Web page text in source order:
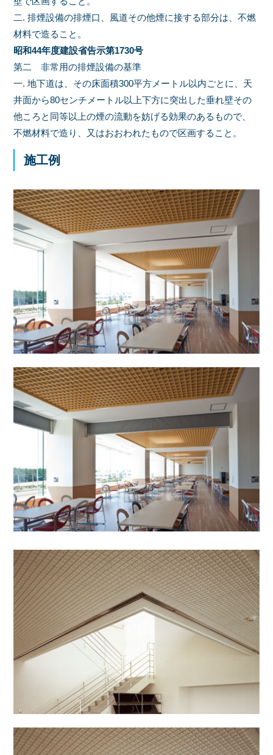
二. 排煙設備の排煙口、風道その他煙に接する部分は、不燃
材料で造ること。
昭和44年度建設省告示第1730号
第二 非常用の排煙設備の基準
一. 地下道は、その床面積300平方メートル以内ごとに、天
井面から80センチメートル以上下方に突出した垂れ壁その
他ころと同等以上の煙の流動を妨げる効果のあるもので、
不燃材料で造り、又はおおわれたもので区画すること。
施工例